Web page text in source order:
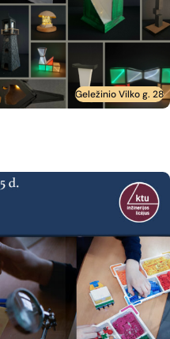
Geležinio Vilko g. 28